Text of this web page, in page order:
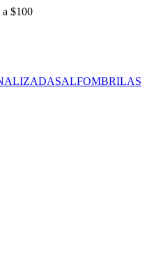
a $100
ALFOMBRILAS